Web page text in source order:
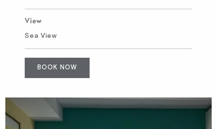
View
Sea View
BOOK NOW